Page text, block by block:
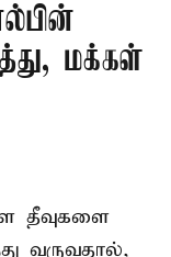
மக்கள்
தீவுகளை
வருவதால்,